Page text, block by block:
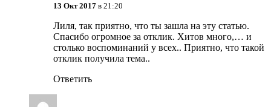
13 Окт 2017 в 21:20
Лиля, так приятно, что ты зашла на эту статью.
Спасибо огромное за отклик. Хитов много,… и
столько воспоминаний у всех.. Приятно, что такой
отклик получила тема..
Ответить